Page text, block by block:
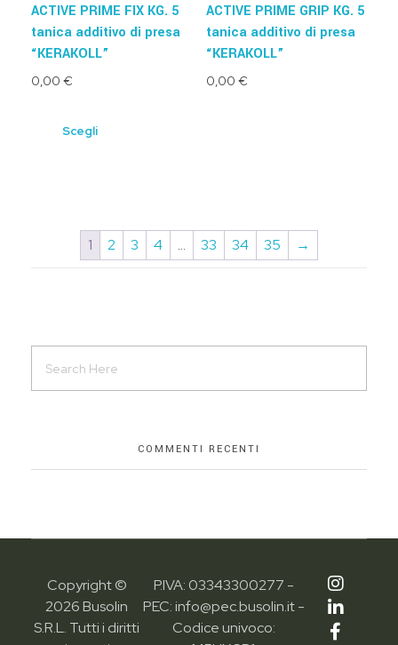
ACTIVE PRIME FIX KG. 5
tanica additivo di presa
“KERAKOLL”
0,00 €
Scegli
ACTIVE PRIME GRIP KG. 5
tanica additivo di presa
“KERAKOLL”
0,00 €
1 2 3 4 … 33 34 35 →
COMMENTI RECENTI
Copyright ©
2026 Busolin
S.R.L. Tutti i diritti
P.IVA: 03343300277 -
PEC: info@pec.busolin.it -
Codice univoco: